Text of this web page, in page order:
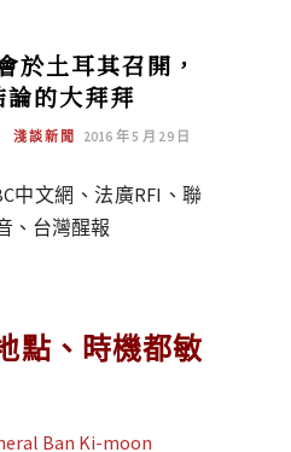
於土耳其召開，
論的大拜拜
淺談新聞 2016 年 5 月 29 日
中文網、法廣RFI、聯
、台灣醒報
點、時機都敏